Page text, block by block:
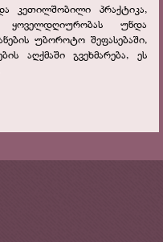
კეთილშობილი პრაქტიკა,
უნდა
უბოროტო შეფასებაში,
აღქმაში გვეხმარება, ეს